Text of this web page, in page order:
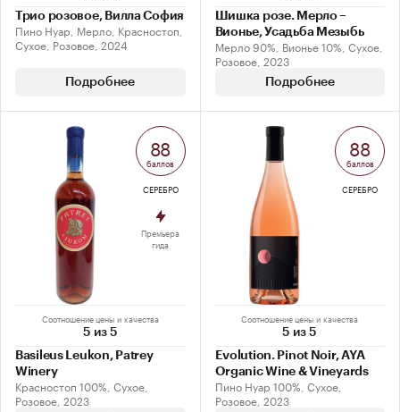
Трио розовое, Вилла София
Пино Нуар, Мерло, Красностоп,
Сухое, Розовое, 2024
Подробнее
Шишка розе. Мерло –
Вионье, Усадьба Мезыбь
Мерло 90%, Вионье 10%, Сухое,
Розовое, 2023
Подробнее
Соотношение цены и качества
5 из 5
Basileus Leukon, Patrey
Winery
Красностоп 100%, Сухое,
Розовое, 2023
88
баллов
СЕРЕБРО
Премьера
гида
Соотношение цены и качества
5 из 5
Evolution. Pinot Noir, AYA
Organic Wine & Vineyards
Пино Нуар 100%, Сухое,
Розовое, 2023
88
баллов
СЕРЕБРО